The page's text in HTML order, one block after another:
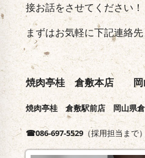
接お話をさせてください！
まずはお気軽に下記連絡
焼肉亭桂 倉敷本店 岡
焼肉亭桂 倉敷駅前店 岡山県倉
☎086-697-5529 （採用担当まで）